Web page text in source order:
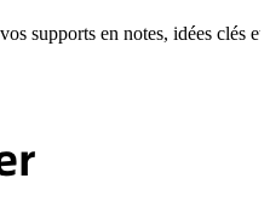
supports en notes, idées clés